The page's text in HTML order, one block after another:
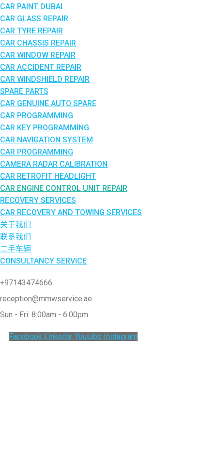
CAR PAINT DUBAI
CAR GLASS REPAIR
CAR TYRE REPAIR
CAR CHASSIS REPAIR
CAR WINDOW REPAIR
CAR ACCIDENT REPAIR
CAR WINDSHIELD REPAIR
SPARE PARTS
CAR GENUINE AUTO SPARE
CAR PROGRAMMING
CAR KEY PROGRAMMING
CAR NAVIGATION SYSTEM
CAR PROGRAMMING
CAMERA RADAR CALIBRATION
CAR RETROFIT HEADLIGHT
CAR ENGINE CONTROL UNIT REPAIR
RECOVERY SERVICES
CAR RECOVERY AND TOWING SERVICES
关于我们
联系我们
二手车辆
CONSULTANCY SERVICE
+97143474666
reception@mmwservice.ae
Sun - Fri: 8:00am - 6:00pm
Facebook Linkedin Youtube Instagram